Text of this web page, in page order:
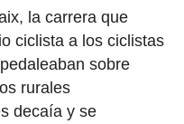
la carrera que
ciclista a los ciclistas
sobre
rurales
decaía y se